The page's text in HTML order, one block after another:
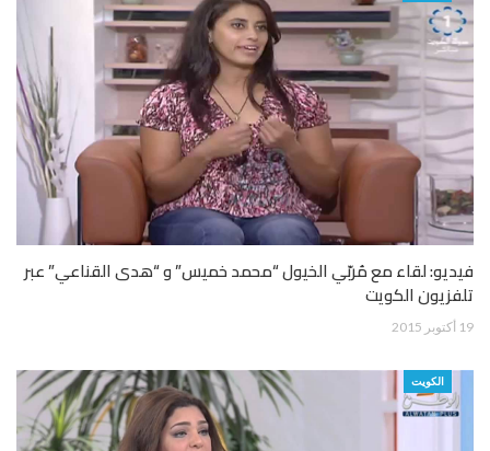
فيديو: لقاء مع مُربّي الخيول “محمد خميس” و “هدى القناعي” عبر
تلفزيون الكويت
19 أكتوبر 2015
الكويت